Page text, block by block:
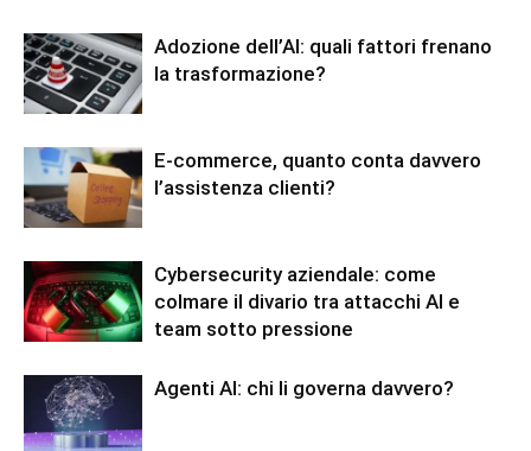
Adozione dell’AI: quali fattori frenano
la trasformazione?
E-commerce, quanto conta davvero
l’assistenza clienti?
Cybersecurity aziendale: come
colmare il divario tra attacchi AI e
team sotto pressione
Agenti AI: chi li governa davvero?